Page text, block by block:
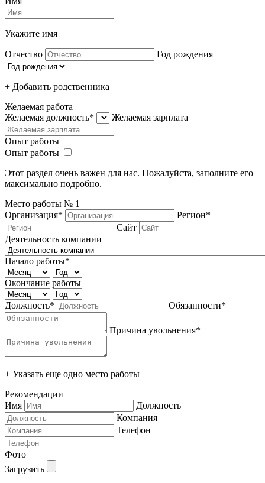
Укажите имя
Отчество Год рождения
+ Добавить родcтвенника
Желаемая работа
Желаемая должность*
Желаемая зарплата
Опыт работы
Опыт работы
Этот раздел очень важен для нас. Пожалуйста, заполните его
максимально подробно.
Место работы № 1
Организация*
Регион*
Сайт
Деятельность компании
Начало работы*
Окончание работы
Должность* Обязанности*
Причина увольнения*
+ Указать еще одно место работы
Рекомендации
Имя
Должность
Компания
Телефон
Фото
Загрузить